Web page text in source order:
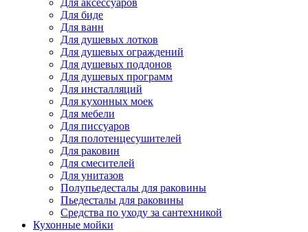
Для аксессуаров
Для биде
Для ванн
Для душевых лотков
Для душевых ограждений
Для душевых поддонов
Для душевых программ
Для инсталляций
Для кухонных моек
Для мебели
Для писсуаров
Для полотенцесушителей
Для раковин
Для смесителей
Для унитазов
Полупьедесталы для раковины
Пьедесталы для раковины
Средства по уходу за сантехникой
Кухонные мойки